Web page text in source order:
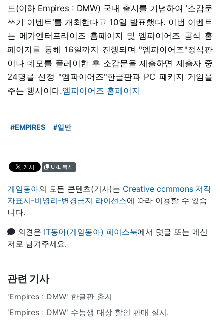
드(이하 Empires : DMW) 국내 출시를 기념하여 '소감문
쓰기 이벤트'를 개최한다고 10일 발표했다. 이번 이벤트
는 메가엔터프라이즈 홈페이지 및 엠파이어즈 공식 홈
페이지를 통해 16일까지 진행되며 "엠파이어즈"정식판
이나 데모를 플레이한 후 소감문을 제출하면 제출자 중
24명을 선정 "엠파이어즈"한글판과 PC 패키지 게임을
주는 행사이다.엠파이어즈 홈페이지
#EMPIRES #일반
URL 복사
게임동아의 모든 콘텐츠(기사)는 Creative commons 저작
자표시-비영리-변경금지 라이선스에 따라 이용할 수 있습
니다.
의견은 IT동아(게임동아) 페이스북에서 덧글 또는 메신
저로 남겨주세요.
관련 기사
'Empires : DMW' 한글판 출시
'Empires : DMW' 수능생 대상 할인 판매 실시.